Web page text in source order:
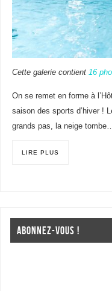
Cette galerie contient 16
On se remet en forme à
saison des sports d’hiver !
grands pas, la neige
LIRE PLUS
ABONNEZ-VOUS !